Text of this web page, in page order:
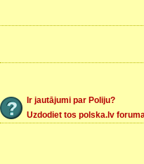
Ir jautājumi par Poliju?
Uzdodiet tos polska.lv